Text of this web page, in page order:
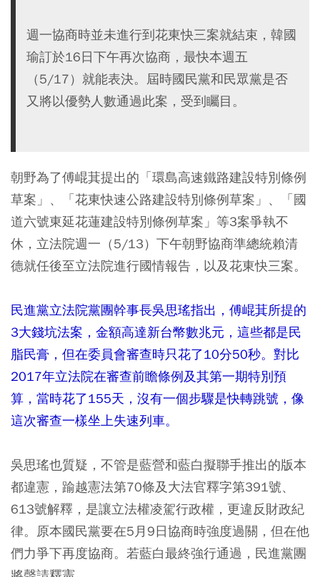
週一協商時並未進行到花東快三案就結束，韓國
瑜訂於16日下午再次協商，最快本週五
（5/17）就能表決。屆時國民黨和民眾黨是否
又將以優勢人數通過此案，受到矚目。
朝野為了傅崐萁提出的「環島高速鐵路建設特別條例
草案」、「花東快速公路建設特別條例草案」、「國
道六號東延花蓮建設特別條例草案」等3案爭執不
休，立法院週一（5/13）下午朝野協商準總統賴清
德就任後至立法院進行國情報告，以及花東快三案。
民進黨立法院黨團幹事長吳思瑤指出，傅崐萁所提的
3大錢坑法案，金額高達新台幣數兆元，這些都是民
脂民膏，但在委員會審查時只花了10分50秒。對比
2017年立法院在審查前瞻條例及其第一期特別預
算，當時花了155天，沒有一個步驟是快轉跳號，像
這次審查一樣坐上失速列車。
吳思瑤也質疑，不管是藍營和藍白擬聯手推出的版本
都違憲，踰越憲法第70條及大法官釋字第391號、
613號解釋，是讓立法權凌駕行政權，更違反財政紀
律。原本國民黨要在5月9日協商時強度過關，但在他
們力爭下再度協商。若藍白最終強行通過，民進黨團